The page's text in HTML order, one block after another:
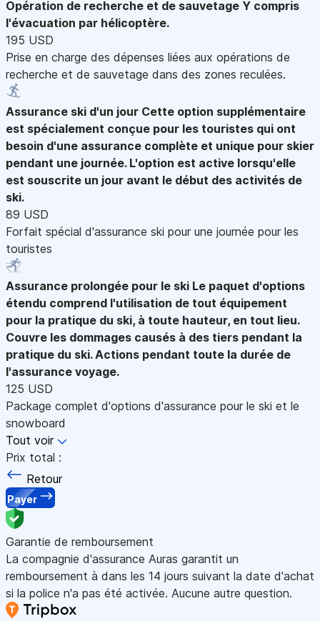
Opération de recherche et de sauvetage Y compris
l'évacuation par hélicoptère.
195 USD
Prise en charge des dépenses liées aux opérations de
recherche et de sauvetage dans des zones reculées.
Assurance ski d'un jour Cette option supplémentaire
est spécialement conçue pour les touristes qui ont
besoin d'une assurance complète et unique pour skier
pendant une journée. L'option est active lorsqu'elle
est souscrite un jour avant le début des activités de
ski.
89 USD
Forfait spécial d'assurance ski pour une journée pour les
touristes
Assurance prolongée pour le ski Le paquet d'options
étendu comprend l'utilisation de tout équipement
pour la pratique du ski, à toute hauteur, en tout lieu.
Couvre les dommages causés à des tiers pendant la
pratique du ski. Actions pendant toute la durée de
l'assurance voyage.
125 USD
Package complet d'options d'assurance pour le ski et le
snowboard
Tout voir
Prix total :
Retour
Payer
Garantie de remboursement
La compagnie d'assurance Auras garantit un
remboursement à dans les 14 jours suivant la date d'achat
si la police n'a pas été activée. Aucune autre question.